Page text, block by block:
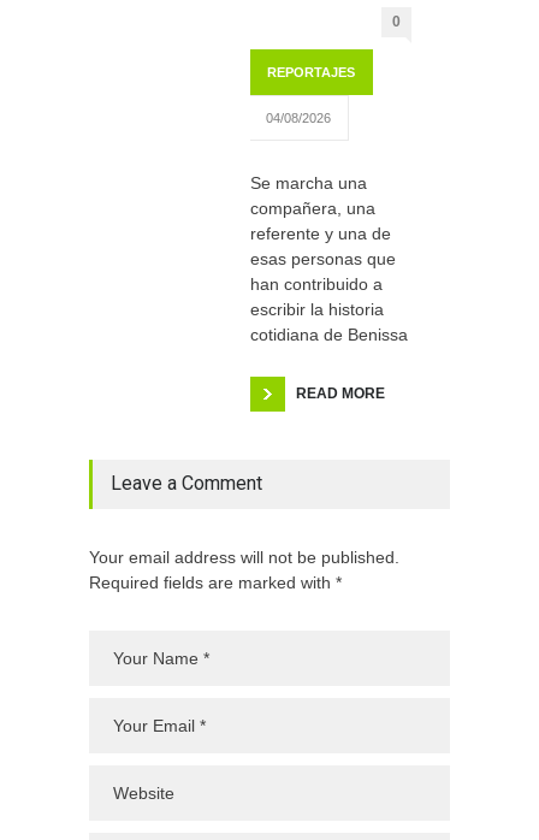
0
REPORTAJES
04/08/2026
Se marcha una
compañera, una
referente y una de
esas personas que
han contribuido a
escribir la historia
cotidiana de Benissa
READ MORE
Leave a Comment
Your email address will not be published.
Required fields are marked with *